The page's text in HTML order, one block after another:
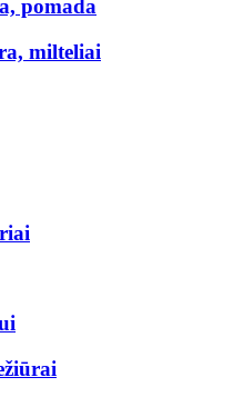
pomada
milteliai